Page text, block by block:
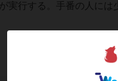
実行する。手番の人には